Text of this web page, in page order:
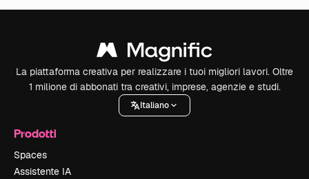
La piattaforma creativa per realizzare i tuoi migliori lavori. Oltre
1 milione di abbonati tra creativi, imprese, agenzie e studi.
Italiano
Prodotti
Spaces
Assistente IA